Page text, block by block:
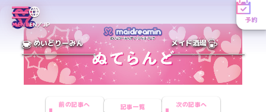
MENUEN／JP
予約
めいどりーみん メイド酒場
前の記事へ 記事一覧 次の記事へ